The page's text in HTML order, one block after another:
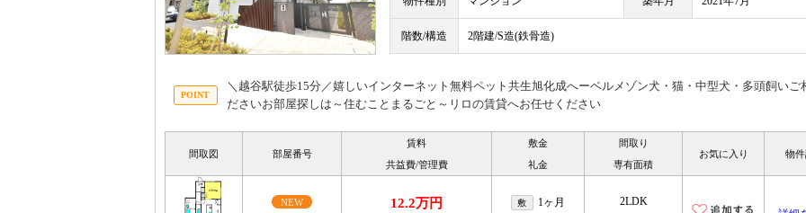
階数/構造 2階建/S造(鉄骨造)
＼越谷駅徒歩15分／嬉しいインターネット無料ペット共生旭化成へーベルメゾン犬・猫・中型犬・多頭飼いご
ださいお部屋探しは～住むことまるごと～リロの賃貸へお任せください
間取図 部屋番号
賃料
共益費/管理費
敷金
礼金
間取り
専有面積
お気に入り 物
NEW 12.2万円 敷 1ヶ月
2LDK